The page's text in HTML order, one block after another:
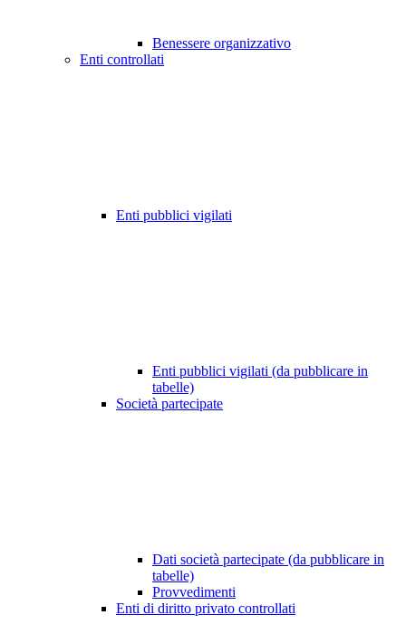
Benessere organizzativo
Enti controllati
Enti pubblici vigilati
Enti pubblici vigilati (da pubblicare in
tabelle)
Società partecipate
Dati società partecipate (da pubblicare in
tabelle)
Provvedimenti
Enti di diritto privato controllati